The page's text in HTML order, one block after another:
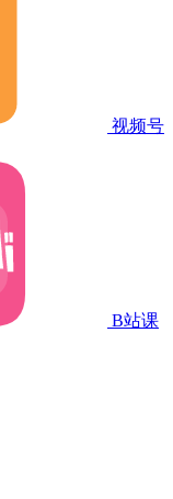
视频号
B站课